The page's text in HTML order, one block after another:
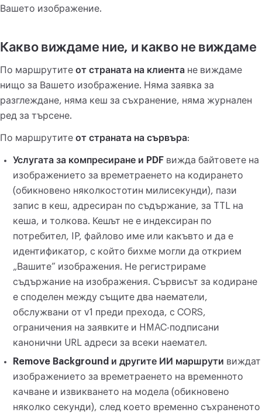
Вашето изображение.
Какво виждаме ние, и какво не виждаме
По маршрутите от страната на клиента не виждаме
нищо за Вашето изображение. Няма заявка за
разглеждане, няма кеш за съхранение, няма журнален
ред за търсене.
По маршрутите от страната на сървъра:
Услугата за компресиране и PDF вижда байтовете на
изображението за времетраенето на кодирането
(обикновено няколкостотин милисекунди), пази
запис в кеш, адресиран по съдържание, за TTL на
кеша, и толкова. Кешът не е индексиран по
потребител, IP, файлово име или какъвто и да е
идентификатор, с който бихме могли да открием
„Вашите” изображения. Не регистрираме
съдържание на изображения. Сървисът за кодиране
е споделен между същите два наематели,
обслужвани от v1 преди прехода, с CORS,
ограничения на заявките и HMAC-подписани
канонични URL адреси за всеки наемател.
Remove Background и другите ИИ маршрути виждат
изображението за времетраенето на временното
качване и извикването на модела (обикновено
няколко секунди), след което временно съхраненото